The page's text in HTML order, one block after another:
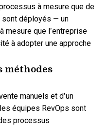
à mesure que de
déployés — un
mesure que l’entreprise
à adopter une approche
méthodes
manuels et d’un
équipes RevOps sont
processus